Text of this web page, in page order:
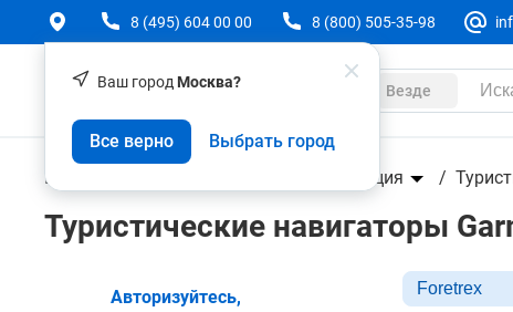
Ваш город Москва?
Все верно Выбрать город
8 (495) 604 00 00 8 (800) 505-35-98
Везде
Геодезическое оборудование Навигация
Туристические навигаторы
Авторизуйтесь,
Foretrex